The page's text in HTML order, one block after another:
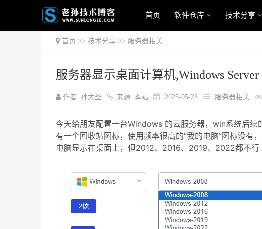
首页 软件仓库 技术分享
首页 >> 技术分享 >> 服务器相关
服务器显示桌面计算机,Windows
作者: 孙大圣 来源: 本站 2025-05-23 服务器相关
今天给朋友配置一台Windows 的云服务器，win系统后续
有一个回收站图标，使用频率很高的“我的电脑”图标没
电脑显示在桌面上，但2012、2016、2019、2022都不行